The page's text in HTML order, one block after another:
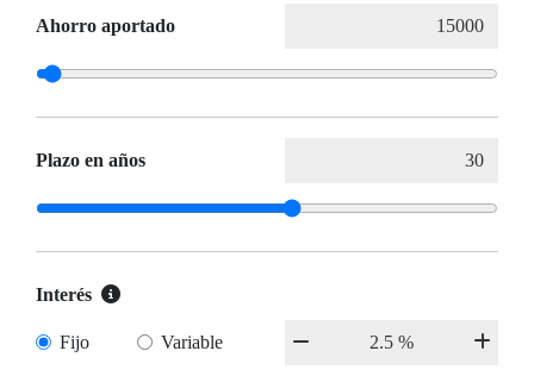
Ahorro aportado
Plazo en años
Interés
Fijo Variable